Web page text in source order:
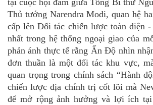
Thủ tướng Narendra Modi, quan hệ
cấp lên Đối tác chiến lượctoàn diện-
nhất trong hệ thống ngoại giao của
phản ánh thực tế rằng Ấn Độ nhìn
đơn thuần là một đối tác khu vực,
quan trọng trong chính sách “Hành
chiến lược địa chính trị cốt lõi mà
để mở rộng ảnh hưởng và lợi ích